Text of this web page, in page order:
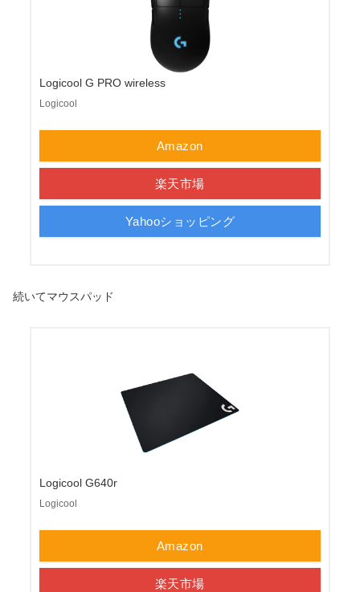
Logicool G PRO wireless
Logicool
Amazon
楽天市場
Yahooショッピング
続いてマウスパッド
Logicool G640r
Logicool
Amazon
楽天市場